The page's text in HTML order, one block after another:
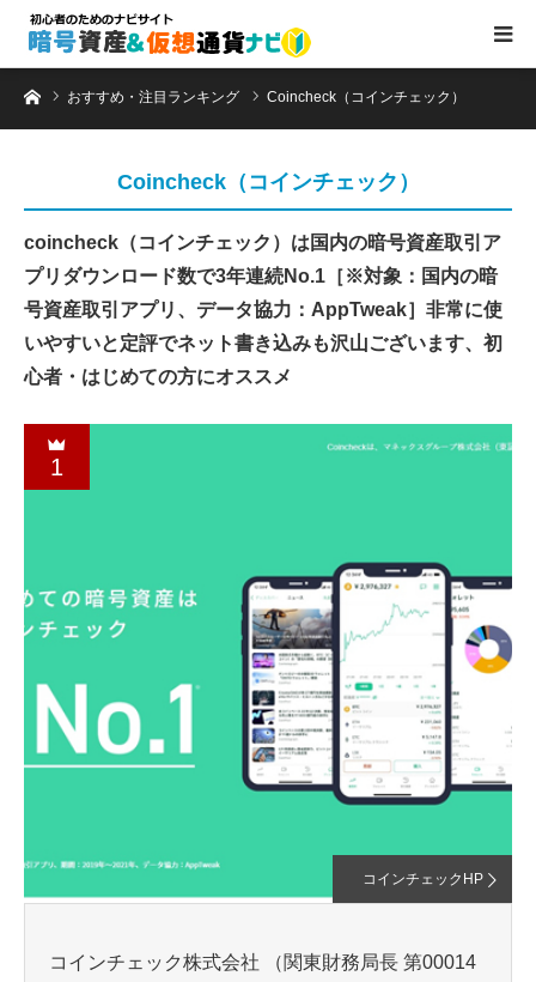
ホームおすすめ・注目ランキング Coincheck（コインチェック）
Coincheck（コインチェック）
coincheck（コインチェック）は国内の暗号資産取引ア
プリダウンロード数で3年連続No.1［※対象：国内の暗
号資産取引アプリ、データ協力：AppTweak］非常に使
いやすいと定評でネット書き込みも沢山ございます、初
心者・はじめての方にオススメ
1
コインチェックHP
コインチェック株式会社 （関東財務局長 第00014